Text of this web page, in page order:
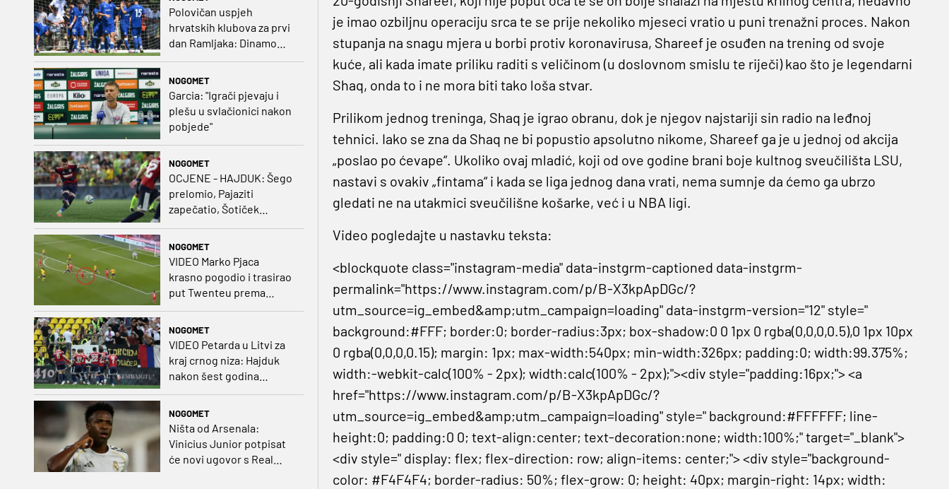
protivnika
Polovičan uspjeh
hrvatskih klubova za prvi
dan Ramljaka: Dinamo
poražen od Juventusa,
NOGOMET
Garcia: "Igrači pjevaju i
plešu u svlačionici nakon
pobjede"
NOGOMET
OCJENE - HAJDUK: Šego
prelomio, Pajaziti
zapečatio, Šotiček
NOGOMET
VIDEO Marko Pjaca
krasno pogodio i trasirao
put Twenteu prema
važnoj pobjedi
NOGOMET
VIDEO Petarda u Litvi za
kraj crnog niza: Hajduk
nakon šest godina
NOGOMET
Ništa od Arsenala:
Vinicius Junior potpisat
će novi ugovor s Real
je imao ozbiljnu operaciju srca te se prije nekoliko mjeseci vratio u puni trenažni proces. Nakon
stupanja na snagu mjera u borbi protiv koronavirusa, Shareef je osuđen na trening od svoje
kuće, ali kada imate priliku raditi s veličinom (u doslovnom smislu te riječi) kao što je legendarni
Shaq, onda to i ne mora biti tako loša stvar.
Prilikom jednog treninga, Shaq je igrao obranu, dok je njegov najstariji sin radio na leđnoj
tehnici. Iako se zna da Shaq ne bi popustio apsolutno nikome, Shareef ga je u jednoj od akcija
„poslao po ćevape“. Ukoliko ovaj mladić, koji od ove godine brani boje kultnog sveučilišta LSU,
nastavi s ovakiv „fintama“ i kada se liga jednog dana vrati, nema sumnje da ćemo ga ubrzo
gledati ne na utakmici sveučilišne košarke, već i u NBA ligi.
Video pogledajte u nastavku teksta:
<blockquote class="instagram-media" data-instgrm-captioned data-instgrm-
permalink="https://www.instagram.com/p/B-X3kpApDGc/?
utm_source=ig_embed&amp;utm_campaign=loading" data-instgrm-version="12" style="
background:#FFF; border:0; border-radius:3px; box-shadow:0 0 1px 0 rgba(0,0,0,0.5),0 1px 10px
0 rgba(0,0,0,0.15); margin: 1px; max-width:540px; min-width:326px; padding:0; width:99.375%;
width:-webkit-calc(100% - 2px); width:calc(100% - 2px);"><div style="padding:16px;"> <a
href="https://www.instagram.com/p/B-X3kpApDGc/?
utm_source=ig_embed&amp;utm_campaign=loading" style=" background:#FFFFFF; line-
height:0; padding:0 0; text-align:center; text-decoration:none; width:100%;" target="_blank">
<div style=" display: flex; flex-direction: row; align-items: center;"> <div style="background-
color: #F4F4F4; border-radius: 50%; flex-grow: 0; height: 40px; margin-right: 14px; width: